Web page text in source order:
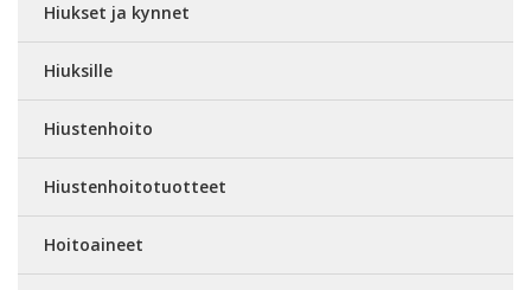
Hiukset ja kynnet
Hiuksille
Hiustenhoito
Hiustenhoitotuotteet
Hoitoaineet